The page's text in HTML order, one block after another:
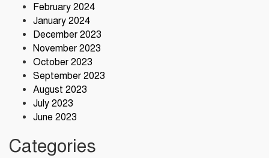
February 2024
January 2024
December 2023
November 2023
October 2023
September 2023
August 2023
July 2023
June 2023
Categories